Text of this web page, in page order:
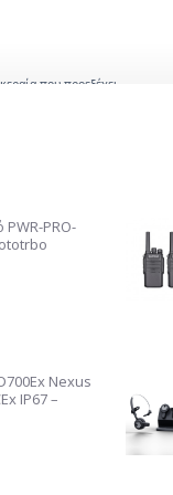
που προεξέχει,
για
για
• VOX
για
PRO-
Nexus
IP67 –